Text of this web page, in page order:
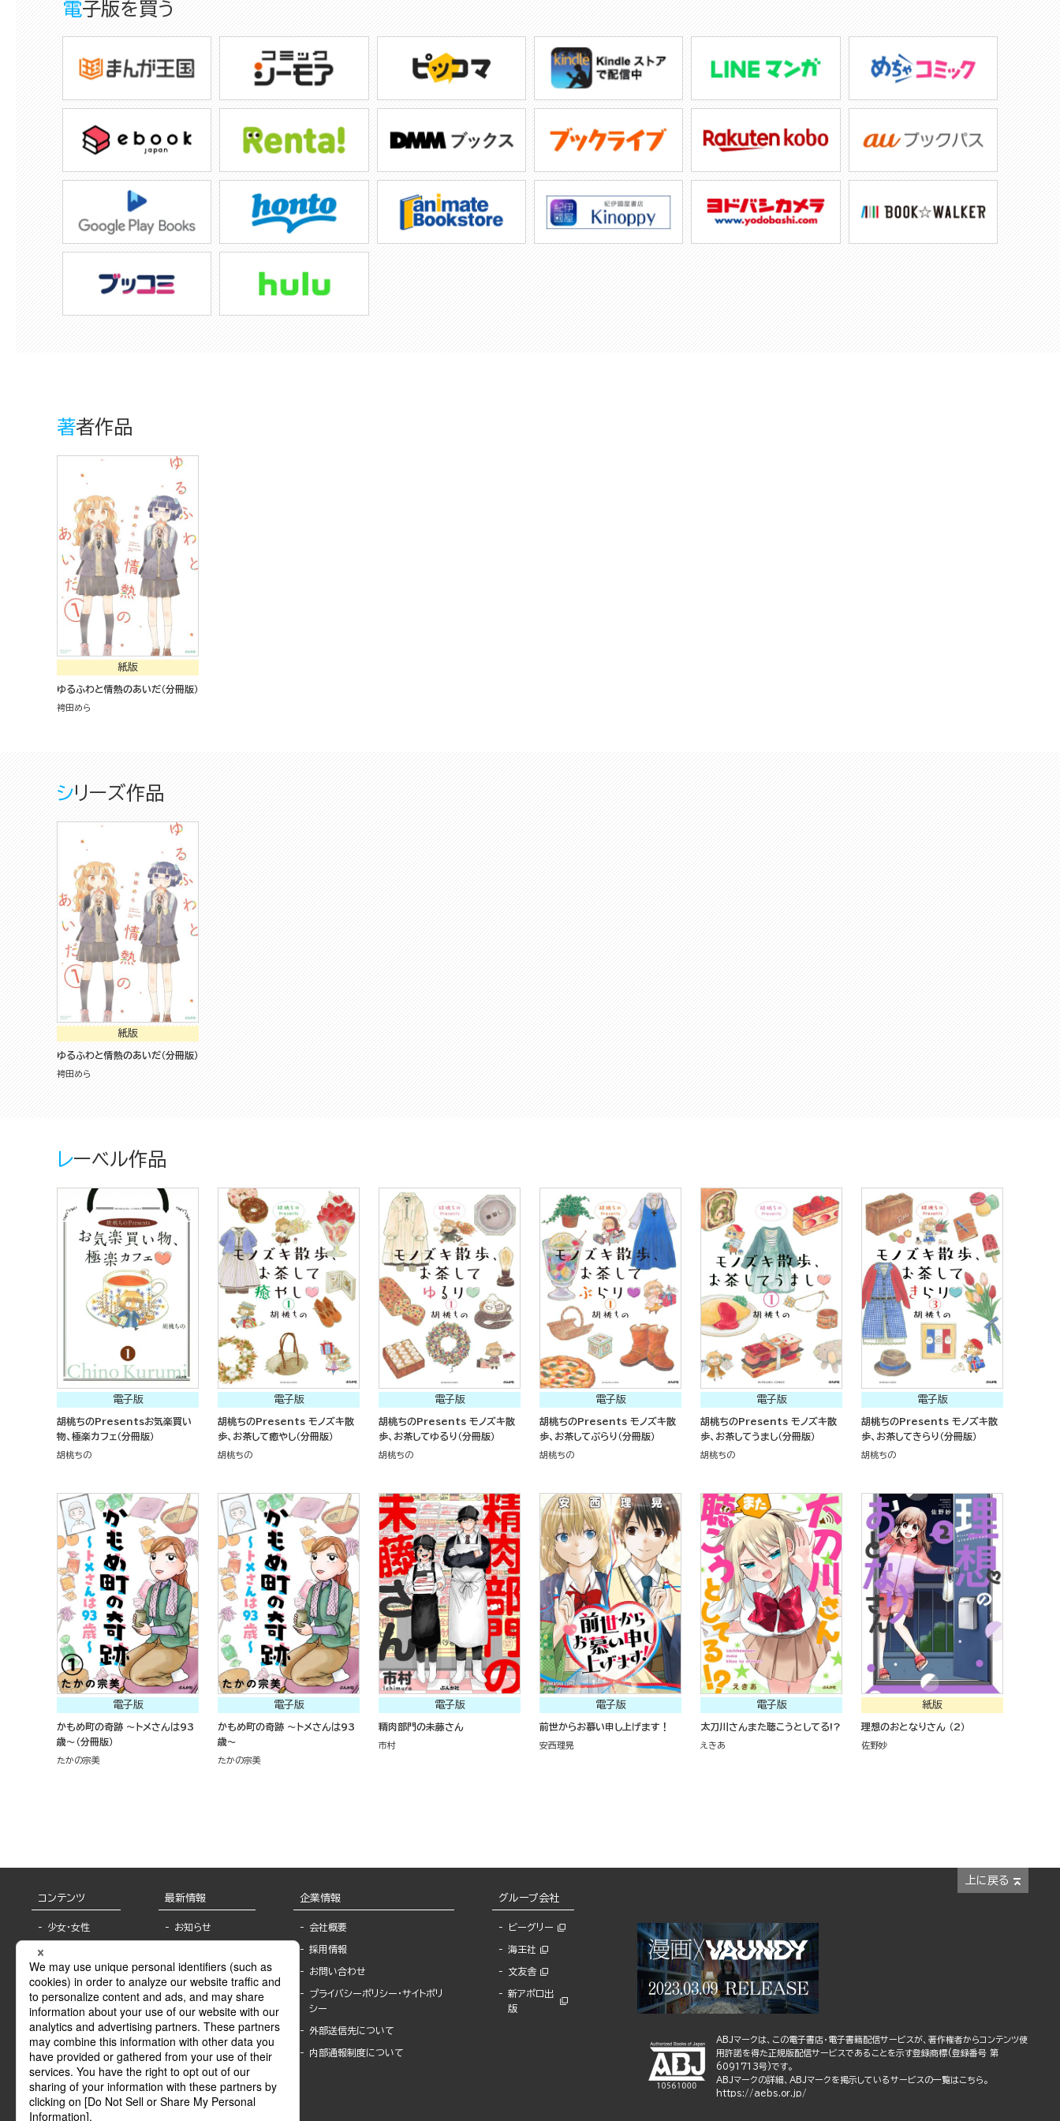
電子版を買う
著者作品
紙版
ゆるふわと情熱のあいだ（分冊版）
袴田めら
シリーズ作品
紙版
ゆるふわと情熱のあいだ（分冊版）
袴田めら
レーベル作品
電子版
胡桃ちのPresentsお気楽買い
物、極楽カフェ（分冊版）
胡桃ちの
電子版
胡桃ちのPresents モノズキ散
歩、お茶して癒やし（分冊版）
胡桃ちの
電子版
胡桃ちのPresents モノズキ散
歩、お茶してゆるり（分冊版）
胡桃ちの
電子版
胡桃ちのPresents モノズキ散
歩、お茶してぶらり（分冊版）
胡桃ちの
電子版
胡桃ちのPresents モノズキ散
歩、お茶してうまし（分冊版）
胡桃ちの
電子版
胡桃ちのPresents モノズキ散
歩、お茶してきらり（分冊版）
胡桃ちの
電子版
かもめ町の奇跡 ～トメさんは93
歳～（分冊版）
たかの宗美
電子版
かもめ町の奇跡 ～トメさんは93
歳～
たかの宗美
電子版
精肉部門の未藤さん
市村
電子版
前世からお慕い申し上げます！
安西理晃
電子版
太刀川さんまた聴こうとしてる!?
えきあ
紙版
理想のおとなりさん （2）
佐野妙
上に戻る
コンテンツ
少女・女性
BL
ライトノベル
青年・一般
グラビア・写真
モーター誌
SPECIAL
Sublicense
最新情報
お知らせ
報
書店様へ
海外ライセンシー
公式SNSアカウ
ント
作家一覧
Keyword list
Author list
企業情報
会社概要
採用情報
お問い合わせ
プライバシーポリシー・サイトポリ
シー
外部送信先について
内部通報制度について
グループ会社
ビーグリー
海王社
文友舎
新アポロ出
版
ABJマークは、この電子書店・電子書籍配信サービスが、著作権者からコンテンツ使
用許諾を得た正規版配信サービスであることを示す登録商標(登録番号 第
6091713号)です。
ABJマークの詳細、ABJマークを掲示しているサービスの一覧はこちら。
https://aebs.or.jp/